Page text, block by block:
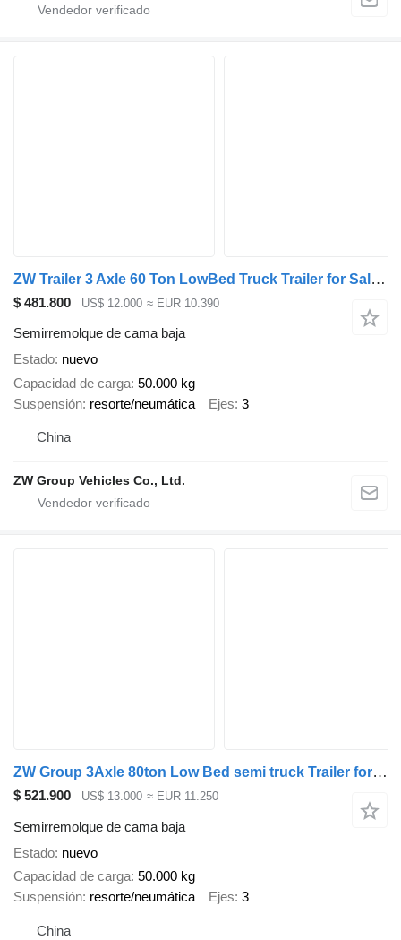
ZW Trailer 3 Axle 60 Ton LowBed Truck Trailer for Sale in Saudi
$ 481.800 US$ 12.000 ≈ EUR 10.390
Semirremolque de cama baja
Estado nuevo
Capacidad de carga 50.000 kg
Suspensión resorte/neumática Ejes 3
China
ZW Group Vehicles Co., Ltd.
ZW Group 3Axle 80ton Low Bed semi truck Trailer for Nigeria
$ 521.900 US$ 13.000 ≈ EUR 11.250
Semirremolque de cama baja
Estado nuevo
Capacidad de carga 50.000 kg
Suspensión resorte/neumática Ejes 3
China